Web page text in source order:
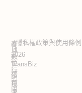
©
2026
TransBiz
跨
境
睿
博
數
位
行
銷
有
限
隱私權政策與使用條例